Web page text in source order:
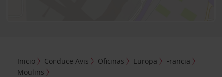
Inicio Conduce Avis Oficinas Europa
Francia
Moulins